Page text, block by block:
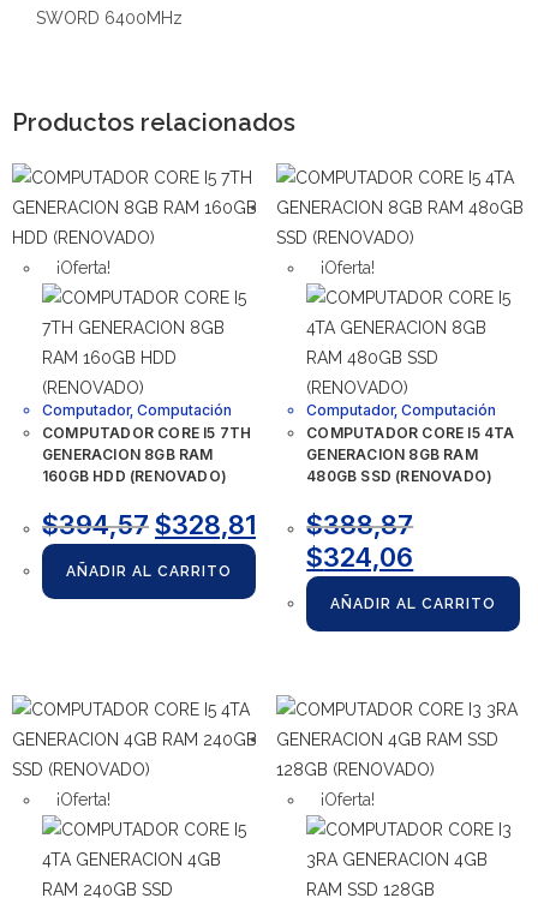
SWORD 6400MHz
Productos relacionados
¡Oferta!
Computador, Computación
COMPUTADOR CORE I5 7TH
GENERACION 8GB RAM
160GB HDD (RENOVADO)
$394,57$328,81
AÑADIR AL CARRITO
¡Oferta!
Computador,Computación
COMPUTADOR CORE I5 4TA
GENERACION 8GB RAM
480GB SSD (RENOVADO)
$388,87
$324,06
AÑADIR AL CARRITO
¡Oferta! ¡Oferta!